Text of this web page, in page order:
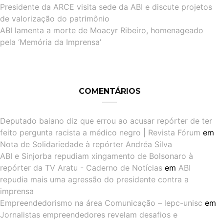
Presidente da ARCE visita sede da ABI e discute projetos
de valorização do patrimônio
ABI lamenta a morte de Moacyr Ribeiro, homenageado
pela ‘Memória da Imprensa’
COMENTÁRIOS
Deputado baiano diz que errou ao acusar repórter de ter
feito pergunta racista a médico negro | Revista Fórum em
Nota de Solidariedade à repórter Andréa Silva
ABI e Sinjorba repudiam xingamento de Bolsonaro à
repórter da TV Aratu - Caderno de Notícias em ABI
repudia mais uma agressão do presidente contra a
imprensa
Empreendedorismo na área Comunicação – lepc-unisc em
Jornalistas empreendedores revelam desafios e